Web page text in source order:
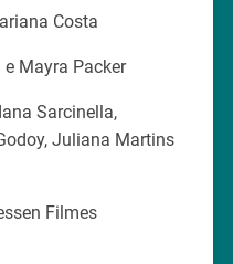
Costa
Mayra Packer
Sarcinella,
Juliana Martins
Filmes